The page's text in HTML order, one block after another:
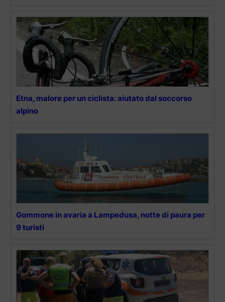
Etna, malore per un ciclista: aiutato dal soccorso
alpino
Gommone in avaria a Lampedusa, notte di paura per
9 turisti